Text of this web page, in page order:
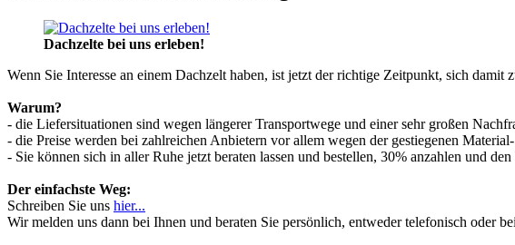
Dachzelte bei uns erleben!
Wenn Sie Interesse an einem Dachzelt haben, ist jetzt der richtige Zeitpunkt, sich damit
Warum?
- die Liefersituationen sind wegen längerer Transportwege und einer sehr großen
- die Preise werden bei zahlreichen Anbietern vor allem wegen der gestiegenen
- Sie können sich in aller Ruhe jetzt beraten lassen und bestellen, 30% anzahlen und
Der einfachste Weg:
Schreiben Sie uns hier...
Wir melden uns dann bei Ihnen und beraten Sie persönlich, entweder telefonisch